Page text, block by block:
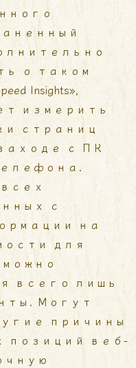
о таком
Insights»,
измерить
страниц
с ПК
с
на
для
всего лишь
Могут
причины
позиций веб-